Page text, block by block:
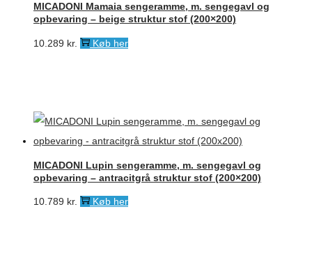
MICADONI Mamaia sengeramme, m. sengegavl og
opbevaring – beige struktur stof (200×200)
10.289 kr. Køb her
MICADONI Lupin sengeramme, m. sengegavl og
opbevaring – antracitgrå struktur stof (200×200)
10.789 kr. Køb her